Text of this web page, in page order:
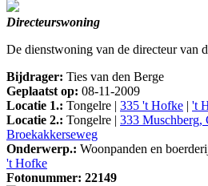
Directeurswoning
De dienstwoning van de directeur van
Bijdrager: Ties van den Berge
Geplaatst op: 08-11-2009
Locatie 1.: Tongelre | 335 't Hofke | 't
Locatie 2.: Tongelre | 333 Muschberg,
Broekakkerseweg
Onderwerp.: Woonpanden en
't Hofke
Fotonummer: 22149